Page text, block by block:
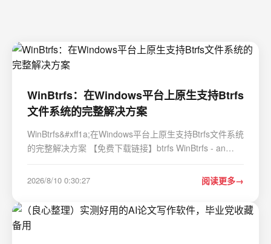
WinBtrfs：在Windows平台上原生支持Btrfs
文件系统的完整解决方案
WinBtrfs&#xff1a;在Windows平台上原生支持Btrfs文件系统
的完整解决方案 【免费下载链接】btrfs WinBtrfs - an
https://gitcode.com/gh_mirrors/bt/btrfs WinBtrfs是一个为
2026/8/10 0:30:27 阅读更多